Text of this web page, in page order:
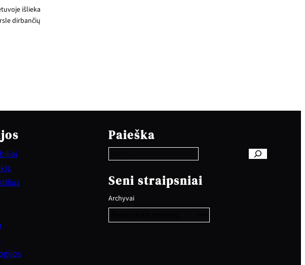
išlieka
dirbančių
Paieška
e
a
c
h
Seni straipsniai
Archyvai